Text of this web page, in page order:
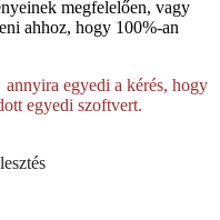
megfelelően, vagy
ahhoz, hogy 100%-an
annyira egyedi a kérés, hogy
egyedi szoftvert.